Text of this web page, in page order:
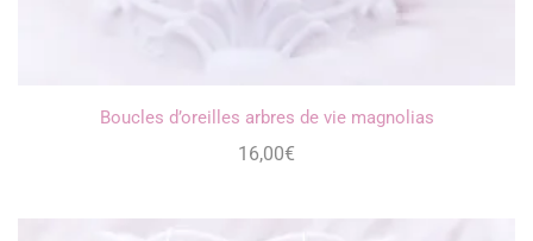
Boucles d’oreilles arbres de vie magnolias
16,00€